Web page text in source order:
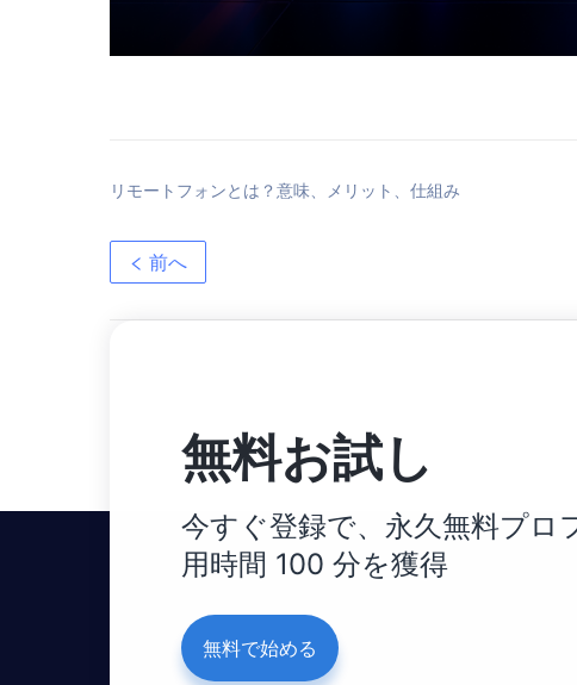
リモートフォンとは？意味、メリット、仕組み
前へ
無料お試し
今すぐ登録で、永久無料プ
用時間 100 分を獲得
無料で始める